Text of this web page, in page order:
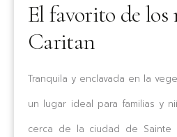
El favorito de los
Caritan
Tranquila y enclavada en la
un lugar ideal para familias y
cerca de la ciudad de